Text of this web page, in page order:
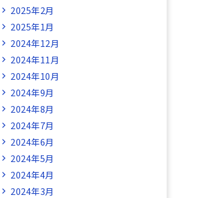
2025年2月
2025年1月
2024年12月
2024年11月
2024年10月
2024年9月
2024年8月
2024年7月
2024年6月
2024年5月
2024年4月
2024年3月